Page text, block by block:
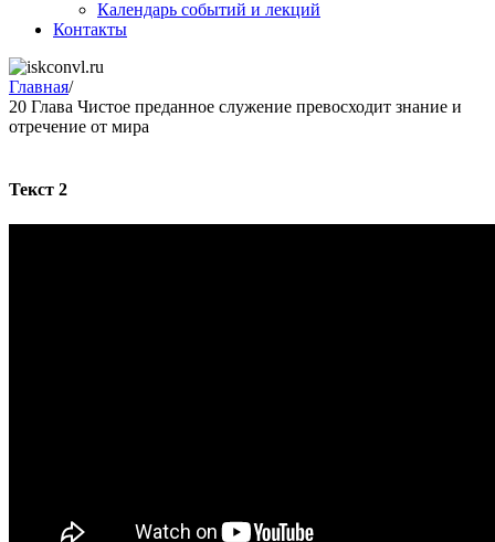
Календарь событий и лекций
Контакты
Главная/
20 Глава Чистое преданное служение превосходит знание и
отречение от мира
Текст 2